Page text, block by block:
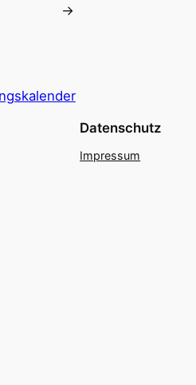
→
Datenschutz
Impressum